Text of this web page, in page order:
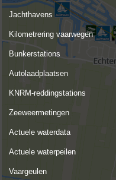
Jachthavens
Kilometrering vaarwegen
Bunkerstations
Autolaadplaatsen
KNRM-reddingstations
Zeeweermetingen
Actuele waterdata
Actuele waterpeilen
Vaargeulen